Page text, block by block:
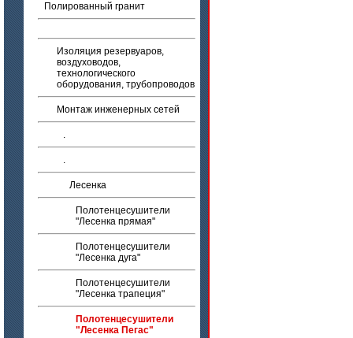
Полированный гранит
Изоляция резервуаров,
воздуховодов,
технологического
оборудования, трубопроводов
Монтаж инженерных сетей
.
.
Лесенка
Полотенцесушители
"Лесенка прямая"
Полотенцесушители
"Лесенка дуга"
Полотенцесушители
"Лесенка трапеция"
Полотенцесушители
"Лесенка Пегас"